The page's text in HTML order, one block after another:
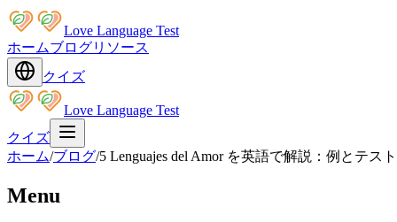
Love Language Test
ホームブログリソース
クイズ
Love Language Test
クイズ
ホーム/ブログ/5 Lenguajes del Amor を英語で解説：例とテス
Menu